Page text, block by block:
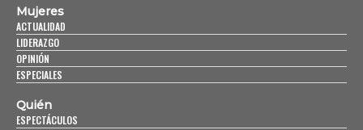
Mujeres
ACTUALIDAD
LIDERAZGO
OPINIÓN
ESPECIALES
Quién
ESPECTÁCULOS